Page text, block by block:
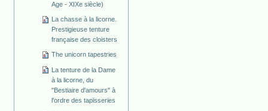
Age - XIXe siècle)
La chasse à la licorne.
Prestigieuse tenture
française des cloisters
The unicorn tapestries
La tenture de la Dame
à la licorne, du
"Bestiaire d'amours" à
l'ordre des tapisseries